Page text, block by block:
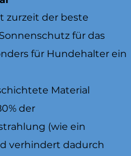
zurzeit der beste
für das
für Hundehalter ein
Material
der
(wie ein
verhindert dadurch